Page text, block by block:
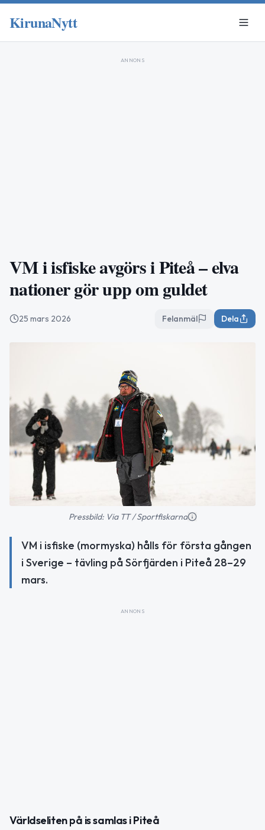
KirunaNytt
ANNONS
VM i isfiske avgörs i Piteå – elva
nationer gör upp om guldet
25 mars 2026 Felanmäl Dela
Pressbild: Via TT / Sportfiskarna
VM i isfiske (mormyska) hålls för första gången
i Sverige – tävling på Sörfjärden i Piteå 28–29
mars.
ANNONS
Världseliten på is samlas i Piteå